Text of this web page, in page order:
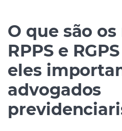
O que são
RPPS e
eles
advogados